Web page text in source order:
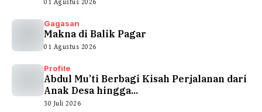
01 Agustus 2026
Gagasan
Makna di Balik Pagar
01 Agustus 2026
Profile
Abdul Mu’ti Berbagi Kisah Perjalanan dari
Anak Desa hingga...
30 Juli 2026